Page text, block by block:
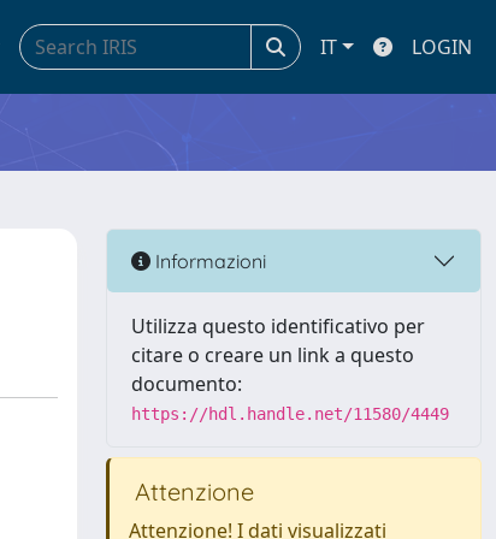
IT LOGIN
Informazioni
Utilizza questo identificativo per
citare o creare un link a questo
documento:
https://hdl.handle.net/11580/4449
Attenzione
Attenzione! I dati visualizzati